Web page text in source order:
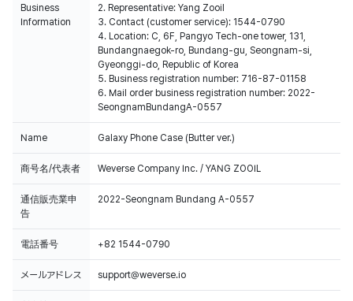
Business
Information
2. Representative: Yang Zooil
3. Contact (customer service): 1544-0790
4. Location: C, 6F, Pangyo Tech-one tower, 131,
Bundangnaegok-ro, Bundang-gu, Seongnam-si,
Gyeonggi-do, Republic of Korea
5. Business registration number: 716-87-01158
6. Mail order business registration number: 2022-
SeongnamBundangA-0557
Name Galaxy Phone Case (Butter ver.)
商号名/代表者 Weverse Company Inc. / YANG ZOOIL
通信販売業申
告
2022-Seongnam Bundang A-0557
電話番号 +82 1544-0790
メールアドレス support@weverse.io